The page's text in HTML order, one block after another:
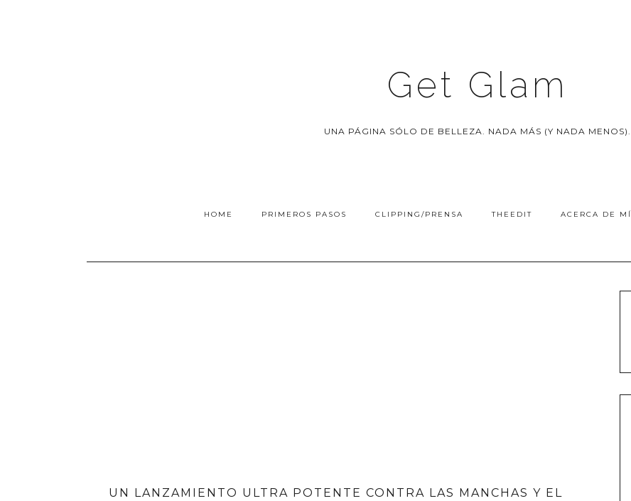
Get Glam
UNA PÁGINA SÓLO DE BELLEZA. NADA MÁS (Y NADA MENOS).
HOME PRIMEROS PASOS CLIPPING/PRENSA THEEDIT ACERCA DE MÍ
UN LANZAMIENTO ULTRA POTENTE CONTRA LAS MANCHAS Y EL